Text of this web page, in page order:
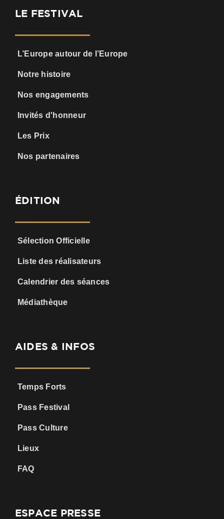
LE FESTIVAL
L’Europe autour de l’Europe
Notre histoire
Nos engagements
Invités d'honneur
Les Prix
Nos partenaires
ÉDITION
Sélection Officielle
Liste des réalisateurs
Calendrier des séances
Médiathèque
AIDES & INFOS
Temps Forts
Pass Festival
Pass Culture
Lieux
FAQ
ESPACE PRESSE